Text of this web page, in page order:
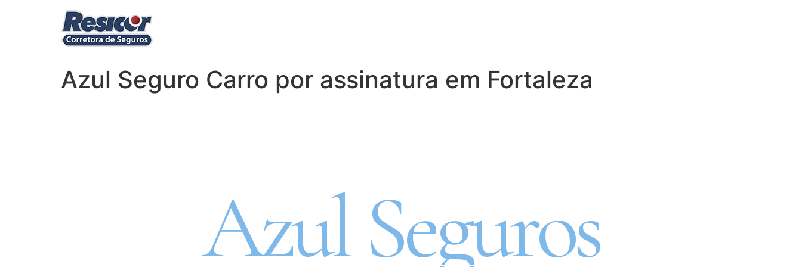
Azul Seguro Carro por assinatura em Fortaleza
Azul Seguros